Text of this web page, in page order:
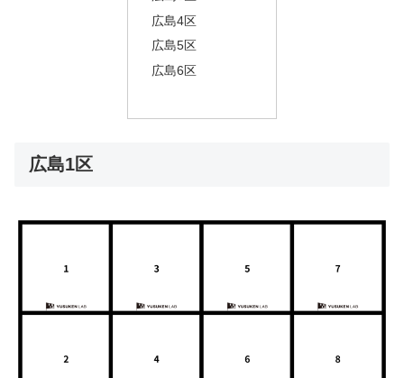
広島4区
広島5区
広島6区
広島1区